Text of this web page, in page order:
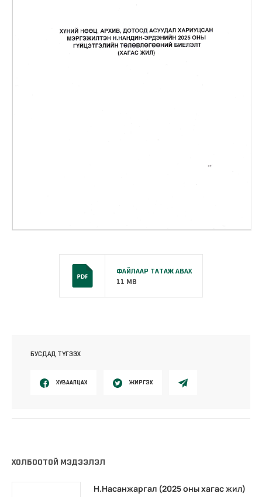
ФАЙЛААР ТАТАЖ АВАХ
11 MB
БУСДАД ТҮГЭЭХ
ХУВААЛЦАХ ЖИРГЭХ
ХОЛБООТОЙ МЭДЭЭЛЭЛ
Н.Насанжаргал (2025 оны хагас жил)